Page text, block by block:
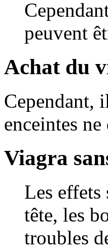
peuvent
Achat du
Cependant,
enceintes
Viagra
Les effets
tête, les
troubles